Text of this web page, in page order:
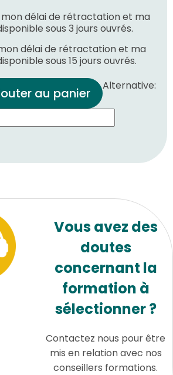
délai de rétractation et ma
sous 3 jours ouvrés.
délai de rétractation et ma
sous 15 jours ouvrés.
au panier Alternative:
Vous avez des
doutes
concernant la
formation à
sélectionner ?
Contactez nous pour être
mis en relation avec nos
conseillers formations.